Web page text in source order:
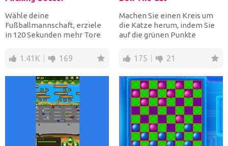
Wähle deine
Fußballmannschaft, erziele
in 120 Sekunden mehr Tore
gewinne a...
1.41K 169
Machen Sie einen Kreis um
die Katze herum, indem Sie
auf die grünen Punkte
175 21